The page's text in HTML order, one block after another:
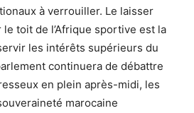
à verrouiller. Le laisser
toit de l’Afrique sportive est la
les intérêts supérieurs du
continuera de débattre
en plein après-midi, les
marocaine